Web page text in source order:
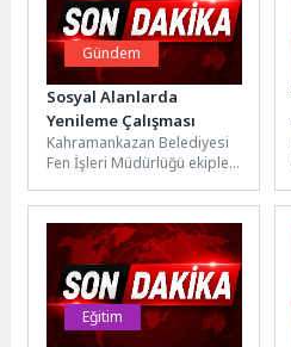
Gündem
Sosyal Alanlarda
Yenileme Çalışması
Kahramankazan Belediyesi
Fen İşleri Müdürlüğü ekipleri,
düzenli ve konforlu
alanlarda vakit
geçirebilmesi...
Eğitim